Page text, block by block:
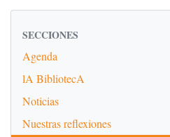
SECCIONES
Agenda
lA BibliotecA
Noticias
Nuestras reflexiones